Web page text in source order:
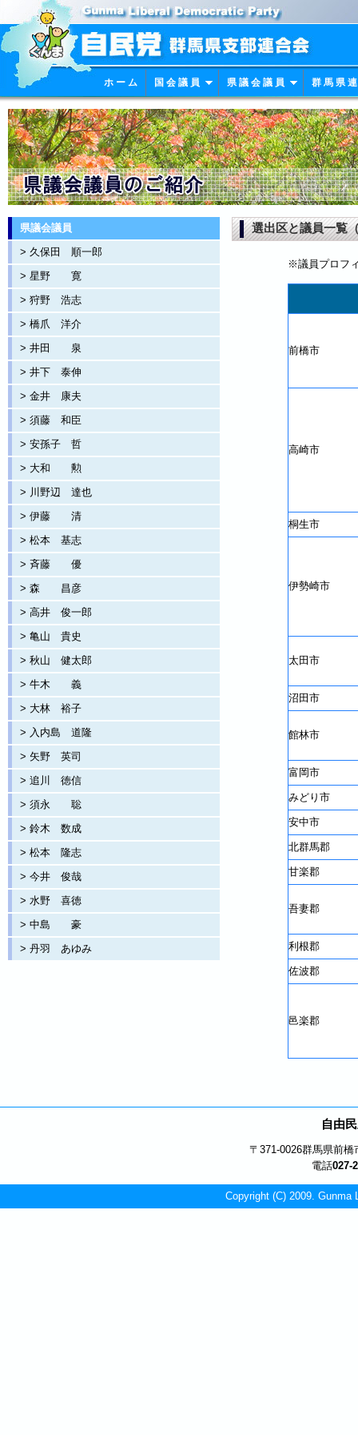
ホ ー ム 国 会 議 員 県 議 会 議 員 群 馬 県 連
県議会議員
> 久保田 順一郎
> 星野 寛
> 狩野 浩志
> 橋爪 洋介
> 井田 泉
> 井下 泰伸
> 金井 康夫
> 須藤 和臣
> 安孫子 哲
> 大和 勲
> 川野辺 達也
> 伊藤 清
> 松本 基志
> 斉藤 優
> 森 昌彦
> 高井 俊一郎
> 亀山 貴史
> 秋山 健太郎
> 牛木 義
> 大林 裕子
> 入内島 道隆
> 矢野 英司
> 追川 徳信
> 須永 聡
> 鈴木 数成
> 松本 隆志
> 今井 俊哉
> 水野 喜徳
> 中島 豪
> 丹羽 あゆみ
選出区と議員一覧
※議員プロフ
前橋市
高崎市
桐生市
伊勢崎市
太田市
沼田市
館林市
富岡市
みどり市
安中市
北群馬郡
甘楽郡
吾妻郡
利根郡
佐波郡
邑楽郡
自由
〒371-0026群馬県前橋
電話027-
Copyright (C) 2009.